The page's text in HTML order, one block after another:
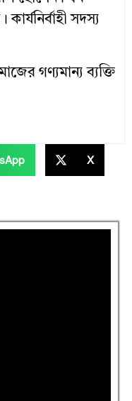
সদস্য
গণ্যমান্য ব্যক্তি
X